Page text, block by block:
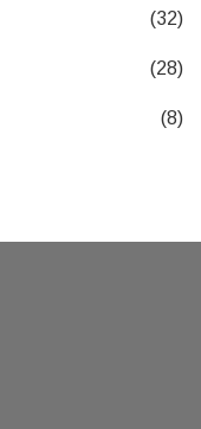
(32)
(28)
(8)